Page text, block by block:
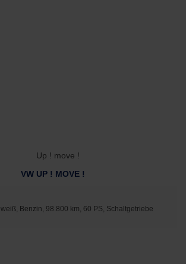
VW UP ! MOVE !
weiß, Benzin, 98.800 km, 60 PS, Schaltgetriebe